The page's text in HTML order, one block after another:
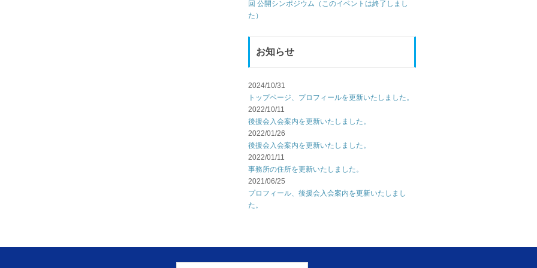
回 公開シンポジウム（このイベントは終了しまし
た）
お知らせ
2024/10/31
トップページ、プロフィールを更新いたしました。
2022/10/11
後援会入会案内を更新いたしました。
2022/01/26
後援会入会案内を更新いたしました。
2022/01/11
事務所の住所を更新いたしました。
2021/06/25
プロフィール、後援会入会案内を更新いたしまし
た。